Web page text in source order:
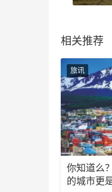
相关推荐
旅讯
你知道么
的城市更